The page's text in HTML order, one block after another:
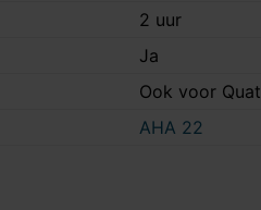
2 uur
Ja
Ook voor
AHA 22